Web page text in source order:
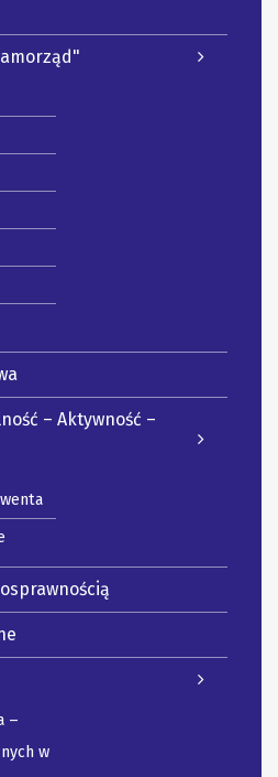
– Aktywność –
–
w